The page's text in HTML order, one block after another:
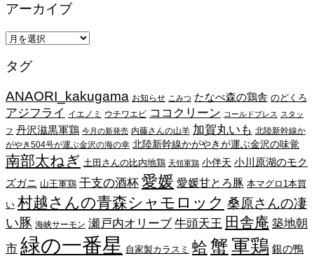
アーカイブ
ア
カ
ブ
タグ
ANAORI_kakugama お知らせ こみつ たなべ森の鶏舎 のどくろ
アジフライ イエノミ ウチワエビ ココクリーン コールドプレス スタッ
フ 丹沢滋黒軍鶏 今月の新発売 内藤さんの山羊 加賀丸いも 北陸新幹線か
がやき504号が運ぶ金沢の海の幸 北陸新幹線かがやきが運ぶ金沢の味覚
南部太ねぎ 土田さんの比内地鶏 天領軍鶏 小伴天 小川原湖のモク
ズガニ 山王軍鶏 干支の酒杯 愛媛 愛媛甘とろ豚 本マグロ1本買
い 村越さんの青森シャモロック 桑原さんの凄
い豚 海峡サーモン 瀬戸内オリーブ 牛頭天王 田舎庵 築地朝
市 緑の一番星 自家製カラスミ 蛤 蟹軍鶏 銀の鴨